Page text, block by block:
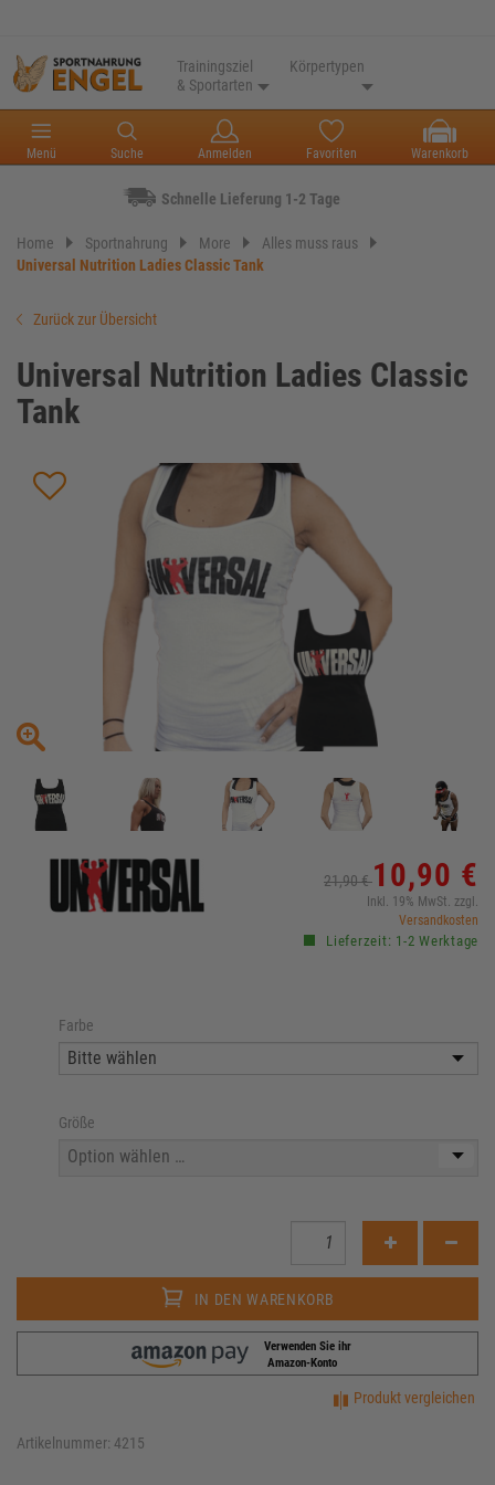
Trainingsziel
& Sportarten
Körpertypen
Menü Suche Anmelden Favoriten Warenkorb
Schnelle Lieferung 1-2 Tage
Home Sportnahrung More
Alles muss raus
Universal Nutrition Ladies Classic Tank
Zurück zur Übersicht
Universal Nutrition Ladies Classic
Tank
21,90 €10,90 €
Inkl. 19% MwSt. zzgl.
Versandkosten
Lieferzeit: 1-2 Werktage
Farbe
Größe
IN DEN WARENKORB
Verwenden Sie ihr
Amazon-Konto
Produkt vergleichen
Artikelnummer: 4215